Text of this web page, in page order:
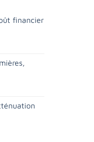
financier